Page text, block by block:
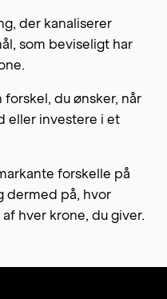
der kanaliserer
som beviseligt har
du ønsker, når
eller investere i et
forskelle på
dermed på, hvor
hver krone, du giver.